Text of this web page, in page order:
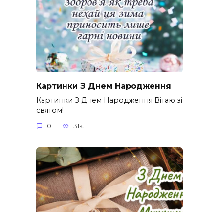
Картинки З Днем Народження
Картинки З Днем Народження Вітаю зі
святом!
0 31к.